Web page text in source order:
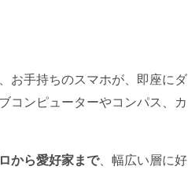
お手持ちのスマホが、即座にダ
コンピューターやコンパス、カ
から愛好家まで、幅広い層に好